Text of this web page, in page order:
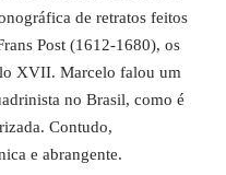
de retratos feitos
Post (1612-1680), os
XVII. Marcelo falou um
no Brasil, como é
Contudo,
e abrangente.